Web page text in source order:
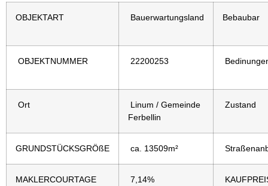
OBJEKTART Bauerwartungsland Bebaubar
OBJEKTNUMMER 22200253
Ort
Linum / Gemeinde
Ferbellin
Zustand
GRUNDSTÜCKSGRÖßE ca. 13509m²
MAKLERCOURTAGE
7,14%